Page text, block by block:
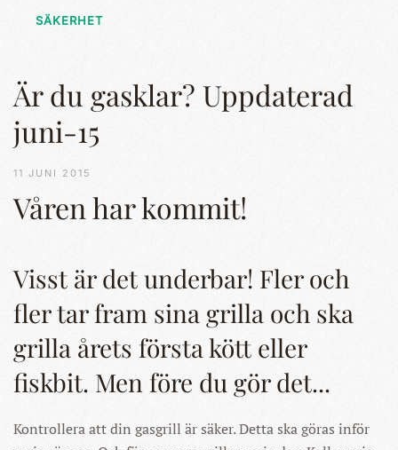
Är du gasklar? Uppdaterad
juni-15
11 JUNI 2015
Våren har kommit!
Visst är det underbar! Fler och
fler tar fram sina grilla och ska
grilla årets första kött eller
fiskbit. Men före du gör det...
Kontrollera att din gasgrill är säker. Detta ska göras inför
SÄKERHET